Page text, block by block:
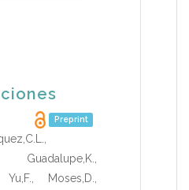
Preprint
Guadalupe,K.
Yu,F. Moses,D.